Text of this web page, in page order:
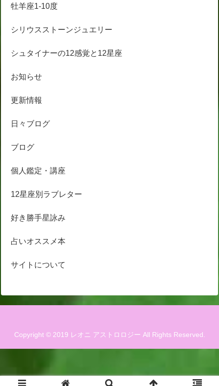
牡羊座1-10度
シリウスストーンジュエリー
シュタイナーの12感覚と12星座
お知らせ
更新情報
日々ブログ
ブログ
個人鑑定・講座
12星座別ラブレター
好き勝手星詠み
占いオススメ本
サイトについて
Copyright © 2019 レオニ アストロロジー All Rights Reserved.